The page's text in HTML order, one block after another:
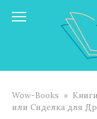
Wow-Books » Книги
или Сиделка для